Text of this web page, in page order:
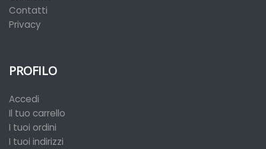
Contatti
Privacy
PROFILO
Accedi
Il tuo carrello
I tuoi ordini
I tuoi indirizzi